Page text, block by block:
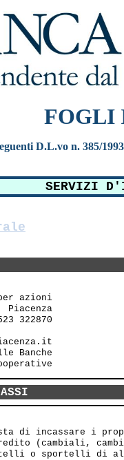
FOGLI
D.L.vo n. 385/
SERVIZI
azioni
322870
Banche
di incassare i
(cambiali,
o sportelli di